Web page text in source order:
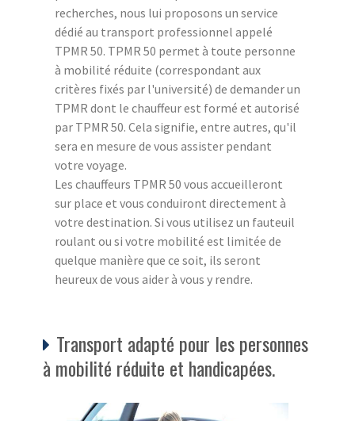
recherches, nous lui proposons un service
dédié au transport professionnel appelé
TPMR 50. TPMR 50 permet à toute personne
à mobilité réduite (correspondant aux
critères fixés par l'université) de demander un
TPMR dont le chauffeur est formé et autorisé
par TPMR 50. Cela signifie, entre autres, qu'il
sera en mesure de vous assister pendant
votre voyage.
Les chauffeurs TPMR 50 vous accueilleront
sur place et vous conduiront directement à
votre destination. Si vous utilisez un fauteuil
roulant ou si votre mobilité est limitée de
quelque manière que ce soit, ils seront
heureux de vous aider à vous y rendre.
Transport adapté pour les personnes
à mobilité réduite et handicapées.